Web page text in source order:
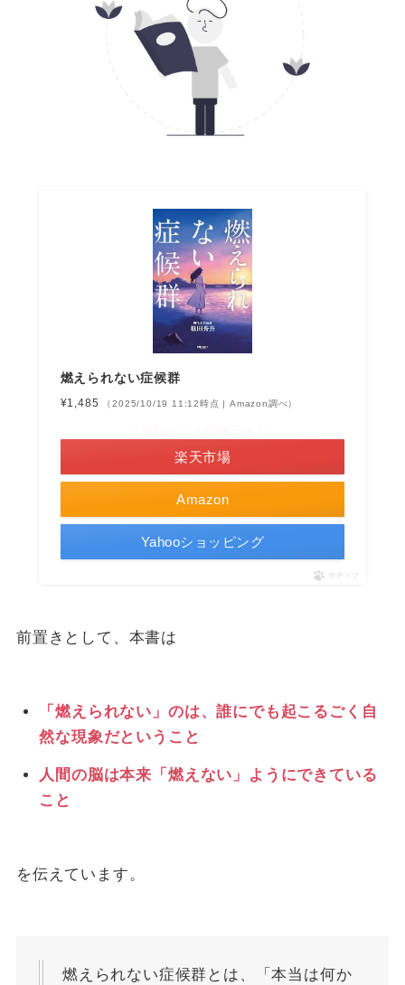
燃えられない症候群
¥1,485 （2025/10/19 11:12時点 | Amazon調べ）
Amazon
楽天市場
Yahooショッピング
ポチップ
前置きとして、本書は
「燃えられない」のは、誰にでも起こるごく自
然な現象だということ
人間の脳は本来「燃えない」ようにできている
こと
を伝えています。
燃えられない症候群とは、「本当は何か